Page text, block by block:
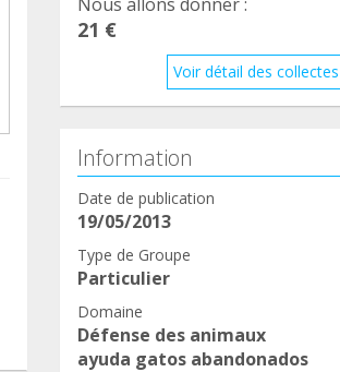
21 €
Voir détail des collectes
Information
Date de publication
19/05/2013
Type de Groupe
Particulier
Domaine
Défense des animaux
ayuda gatos abandonados